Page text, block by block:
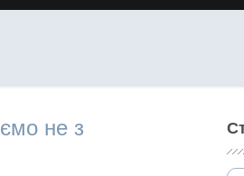
не з